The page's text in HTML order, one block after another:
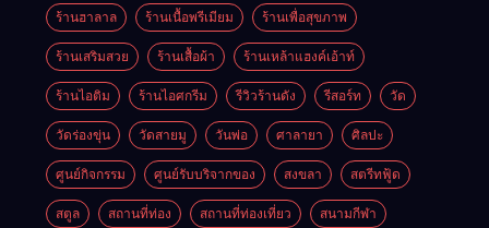
ร้านฮาลาล ร้านเนื้อพรีเมียม ร้านเพื่อสุขภาพ
ร้านเสริมสวย ร้านเสื้อผ้า ร้านเหล้าแฮงค์เอ้าท์
ร้านไอติม ร้านไอศกรีม รีวิวร้านดัง รีสอร์ท วัด
วัดร่องขุ่น วัดสายมู วันพ่อ ศาลายา ศิลปะ
ศูนย์กิจกรรม ศูนย์รับบริจากของ สงขลา สตรีทฟู้ด
สตูล สถานที่ท่อง สถานที่ท่องเที่ยว สนามกีฬา